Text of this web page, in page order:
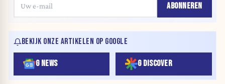
ABONNEREN
BEKIJK ONZE ARTIKELEN OP GOOGLE
G NEWS G DISCOVER